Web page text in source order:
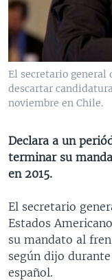
VENEZUELA
BRASIL
NICARAGUA
ECONOMÍA
TECNOLOGÍA
DEPORTES
MULTIMEDIA
VIDEOS
FOTOGRAFÍA
AUDIOS
PROGRAMAS TV
EL MUNDO AL DÍA
FORO
LAS CLAVES
PANORAMA
RADIO
AVANCE
BUENOS DÍAS
ESTADOS UNIDOS
FORO [RADIO]
DEPORTIVO
NOTA ECONÓMICA
DIRECT
Learning English
Idiomas
El secretario general
descartar
noviembre en Chile.
Declara a un
terminar su
en 2015.
El secretario
Estados
su mandato al
según dijo
español.